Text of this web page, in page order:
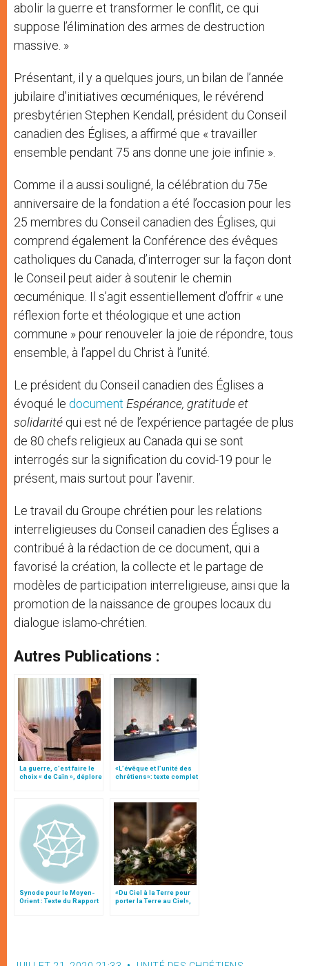
abolir la guerre et transformer le conflit, ce qui
suppose l’élimination des armes de destruction
massive. »
Présentant, il y a quelques jours, un bilan de l’année
jubilaire d’initiatives œcuméniques, le révérend
presbytérien Stephen Kendall, président du Conseil
canadien des Églises, a affirmé que « travailler
ensemble pendant 75 ans donne une joie infinie ».
Comme il a aussi souligné, la célébration du 75e
anniversaire de la fondation a été l’occasion pour les
25 membres du Conseil canadien des Églises, qui
comprend également la Conférence des évêques
catholiques du Canada, d’interroger sur la façon dont
le Conseil peut aider à soutenir le chemin
œcuménique. Il s’agit essentiellement d’offrir « une
réflexion forte et théologique et une action
commune » pour renouveler la joie de répondre, tous
ensemble, à l’appel du Christ à l’unité.
Le président du Conseil canadien des Églises a
évoqué le document Espérance, gratitude et
solidarité qui est né de l’expérience partagée de plus
de 80 chefs religieux au Canada qui se sont
interrogés sur la signification du covid-19 pour le
présent, mais surtout pour l’avenir.
Le travail du Groupe chrétien pour les relations
interreligieuses du Conseil canadien des Églises a
contribué à la rédaction de ce document, qui a
favorisé la création, la collecte et le partage de
modèles de participation interreligieuse, ainsi que la
promotion de la naissance de groupes locaux du
dialogue islamo-chrétien.
Autres Publications :
La guerre, c’est faire le
choix « de Caïn », déplore
«L’évêque et l’unité des
chrétiens»: texte complet
Synode pour le Moyen-
Orient : Texte du Rapport
«Du Ciel à la Terre pour
porter la Terre au Ciel»,